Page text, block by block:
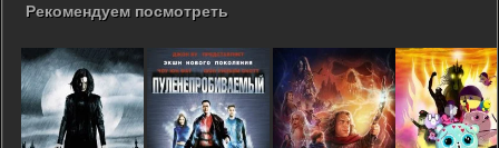
Рекомендуем посмотреть